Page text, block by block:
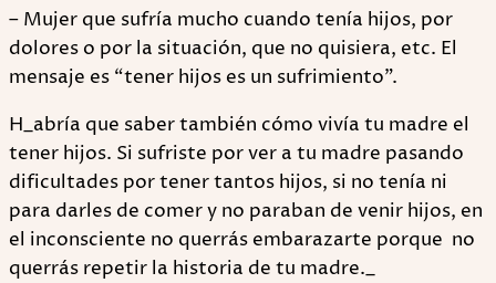
– Mujer que sufría mucho cuando tenía hijos, por
dolores o por la situación, que no quisiera, etc. El
mensaje es “tener hijos es un sufrimiento”.
H_abría que saber también cómo vivía tu madre el
tener hijos. Si sufriste por ver a tu madre pasando
dificultades por tener tantos hijos, si no tenía ni
para darles de comer y no paraban de venir hijos, en
el inconsciente no querrás embarazarte porque no
querrás repetir la historia de tu madre._